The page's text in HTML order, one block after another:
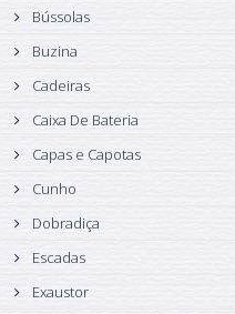
Bússolas
Buzina
Cadeiras
Caixa De Bateria
Capas e Capotas
Cunho
Dobradiça
Escadas
Exaustor